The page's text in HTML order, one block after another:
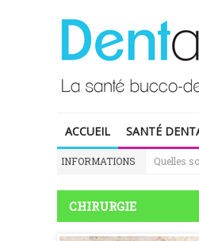
ACCUEIL SANTÉ
INFORMATIONS Quelles
CHIRURGIE